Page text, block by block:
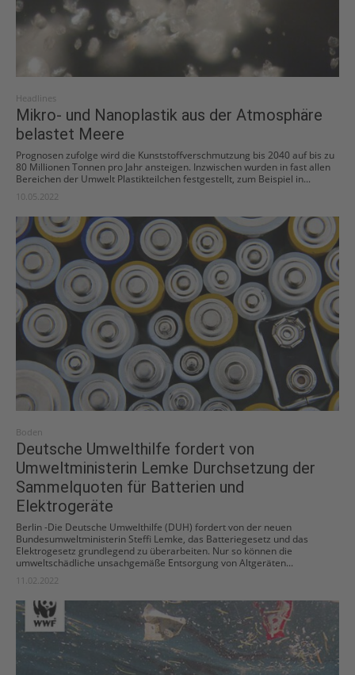
Headlines
Mikro- und Nanoplastik aus der Atmosphäre
belastet Meere
Prognosen zufolge wird die Kunststoffverschmutzung bis 2040 auf bis zu
80 Millionen Tonnen pro Jahr ansteigen. Inzwischen wurden in fast allen
Bereichen der Umwelt Plastikteilchen festgestellt, zum Beispiel in...
10.05.2022
Boden
Deutsche Umwelthilfe fordert von
Umweltministerin Lemke Durchsetzung der
Sammelquoten für Batterien und
Elektrogeräte
Berlin -Die Deutsche Umwelthilfe (DUH) fordert von der neuen
Bundesumweltministerin Steffi Lemke, das Batteriegesetz und das
Elektrogesetz grundlegend zu überarbeiten. Nur so können die
umweltschädliche unsachgemäße Entsorgung von Altgeräten...
11.02.2022